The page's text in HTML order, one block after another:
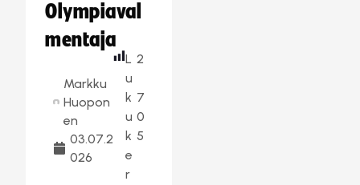
Olympiaval
mentaja
Markku
Huopon
en
03.07.2
026
L
u
k
u
k
e
r
2
7
0
5